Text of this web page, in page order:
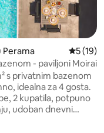
Perama
5 (19)
- paviljoni Moirai
s privatnim bazenom
idealna za 4 gosta.
2 kupatila, potpuno
udoban dnevni